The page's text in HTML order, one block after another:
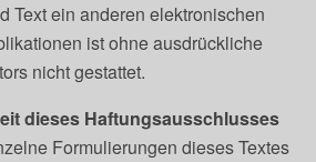
Text ein anderen elektronischen
ist ohne ausdrückliche
nicht gestattet.
dieses Haftungsausschlusses
Formulierungen dieses Textes